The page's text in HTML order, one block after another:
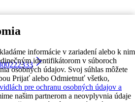
informácie v zariadení alebo k nim
identifikátorom v súboroch
osobných údajov. Svoj súhlas môžete
Prijať alebo Odmietnuť všetko,
pre ochranu osobných údajov a
našim partnerom a neovplyvnia údaje